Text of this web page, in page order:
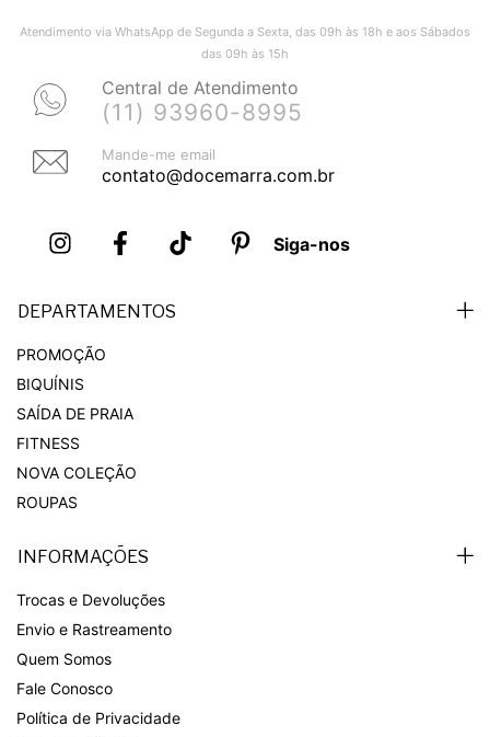
Atendimento via WhatsApp de Segunda a Sexta, das 09h às 18h e aos Sábados
das 09h às 15h
Central de Atendimento
(11) 93960-8995
Mande-me email
contato@docemarra.com.br
Siga-nos
DEPARTAMENTOS
PROMOÇÃO
BIQUÍNIS
SAÍDA DE PRAIA
FITNESS
NOVA COLEÇÃO
ROUPAS
INFORMAÇÕES
Trocas e Devoluções
Envio e Rastreamento
Quem Somos
Fale Conosco
Política de Privacidade